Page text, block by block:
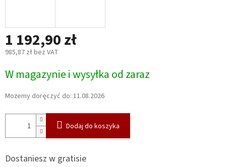
1 192,90 zł
985,87 zł bez VAT
jednostkowa:
W magazynie i wysyłka od zaraz
Możemy doręczyć do: 11.08.2026
Dodaj do koszyka
Dostaniesz w gratisie